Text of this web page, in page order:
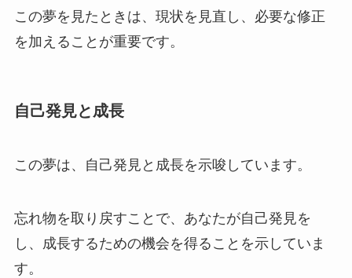
この夢を見たときは、現状を見直し、必要な修正
を加えることが重要です。
自己発見と成長
この夢は、自己発見と成長を示唆しています。
忘れ物を取り戻すことで、あなたが自己発見を
し、成長するための機会を得ることを示していま
す。